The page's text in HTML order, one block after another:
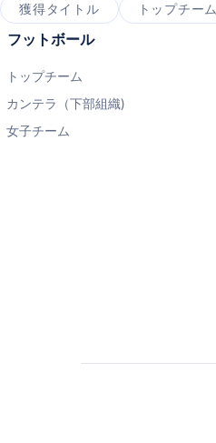
獲得タイトル
トップチーム
フットボール
トップチーム
カンテラ（下部組織)
女子チーム